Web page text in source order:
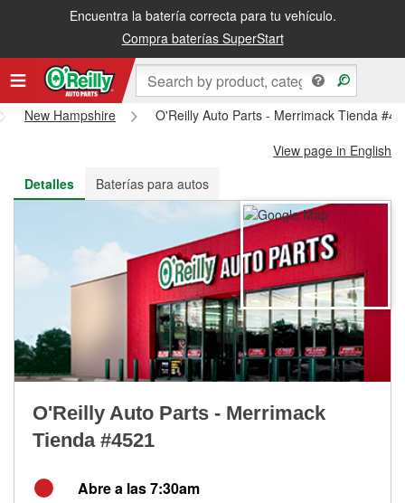
Encuentra la batería correcta para tu vehículo.
Compra baterías SuperStart
Recibe tu orden gratis al día siguiente o recógela en la tienda
New Hampshire
O'Reilly Auto Parts - Merrimack Tienda
View page in English
Detalles
Baterías para autos
O'Reilly Auto Parts - Merrimack
Tienda #4521
Abre a las 7:30am